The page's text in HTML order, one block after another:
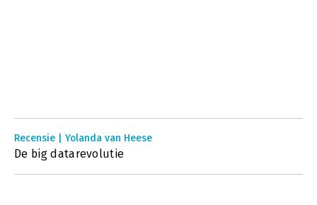
Recensie | Yolanda van Heese
De big datarevolutie